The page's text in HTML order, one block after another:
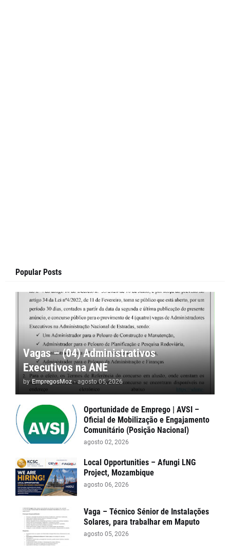
Popular Posts
Vagas – (04) Administrativos
Executivos na ANE
by EmpregosMoz - agosto 05, 2026
Oportunidade de Emprego | AVSI –
Oficial de Mobilização e Engajamento
Comunitário (Posição Nacional)
agosto 02, 2026
Local Opportunities – Afungi LNG
Project, Mozambique
agosto 06, 2026
Vaga – Técnico Sénior de Instalações
Solares, para trabalhar em Maputo
agosto 05, 2026